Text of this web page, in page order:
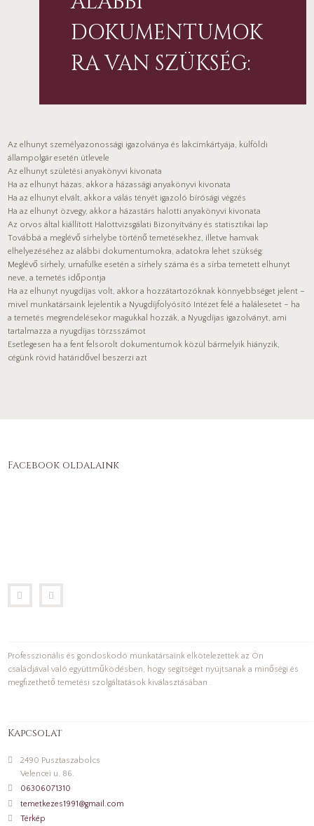
DOKUMENTUMOK
RA VAN SZÜKSÉG:
Az elhunyt személyazonossági igazolványa és lakcímkártyája, külföldi
állampolgár esetén útlevele
Az elhunyt születési anyakönyvi kivonata
Ha az elhunyt házas, akkor a házassági anyakönyvi kivonata
Ha az elhunyt elvált, akkor a válás tényét igazoló bírósági végzés
Ha az elhunyt özvegy, akkor a házastárs halotti anyakönyvi kivonata
Az orvos által kiállított Halottvizsgálati Bizonyítvány és statisztikai lap
Továbbá a meglévő sírhelybe történő temetésekhez, illetve hamvak
elhelyezéséhez az alábbi dokumentumokra, adatokra lehet szükség:
Meglévő sírhely, urnafülke esetén a sírhely száma és a sírba temetett elhunyt
neve, a temetés időpontja
Ha az elhunyt nyugdíjas volt, akkor a hozzátartozóknak könnyebbséget jelent –
mivel munkatársaink lejelentik a Nyugdíjfolyósító Intézet felé a halálesetet – ha
a temetés megrendelésekor magukkal hozzák, a Nyugdíjas igazolványt, ami
tartalmazza a nyugdíjas törzsszámot
Esetlegesen ha a fent felsorolt dokumentumok közül bármelyik hiányzik,
cégünk rövid határidővel beszerzi azt
Facebook oldalaink
Professzionális és gondoskodó munkatársaink elkötelezettek az Ön
családjával való együttműködésben, hogy segítséget nyújtsanak a minőségi és
megfizethető temetési szolgáltatások kiválasztásában .
Kapcsolat
2490 Pusztaszabolcs
Velencei u. 86.
06306071310
temetkezes1991@gmail.com
Térkép